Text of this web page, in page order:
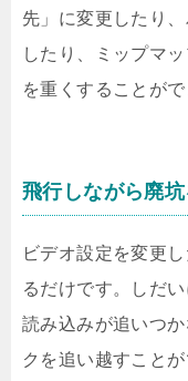
先」に変更したり
したり、ミップマ
を重くすることがで
飛行しながら廃
ビデオ設定を変更
るだけです。しだ
読み込みが追いつ
クを追い越すこと